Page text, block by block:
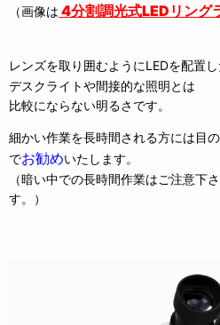
（画像は 4分割調光式LEDリング
レンズを取り囲むようにLEDを配置し
デスクライトや間接的な照明とは
比較にならない明るさです。
細かい作業を長時間される方には目
でお勧めいたします。
（暗い中での長時間作業はご注意下
す。）